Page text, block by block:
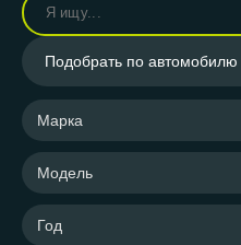
Подобрать по автомобилю
Марка
Модель
Год